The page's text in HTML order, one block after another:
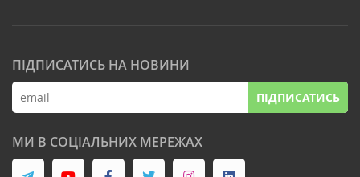
ПІДПИСАТИСЬ НА НОВИНИ
ПІДПИСАТИСЬ
МИ В СОЦІАЛЬНИХ МЕРЕЖАХ